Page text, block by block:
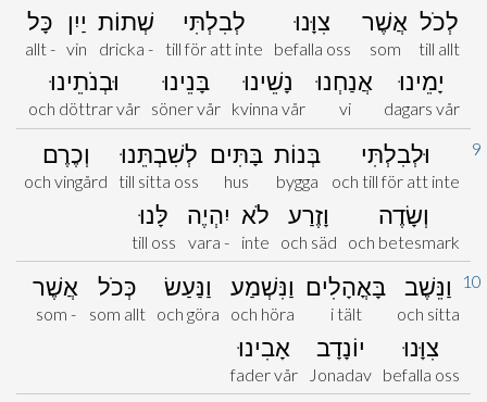
לְכֹל
till allt
אֲשֶׁר
som
צִוָּנוּ
befalla oss
לְבִלְתִּי
till för att inte
שְׁתוֹת
dricka -
יַיִן
vin
כָּל
allt -
יָמֵינוּ
dagars vår
אֲנַחְנוּ
vi
נָשֵׁינוּ
kvinna vår
בָּנֵינוּ
söner vår
וּבְנֹתֵינוּ
och döttrar vår
9
וּלְבִלְתִּי
och till för att inte
בְּנוֹת
bygga
בָּתִּים
hus
לְשִׁבְתֵּנוּ
till sitta oss
וְכֶרֶם
och vingård
וְשָׂדֶה
och betesmark
וָזֶרַע
och säd
לֹא
inte
יִהְיֶה
vara -
לָּנוּ
till oss
10
וַנֵּשֶׁב
och sitta
בָּאֳהָלִים
i tält
וַנִּשְׁמַע
och höra
וַנַּעַשׂ
och göra
כְּכֹל
som allt
אֲשֶׁר
som -
צִוָּנוּ
befalla oss
יוֹנָדָב
Jonadav
אָבִינוּ
fader vår